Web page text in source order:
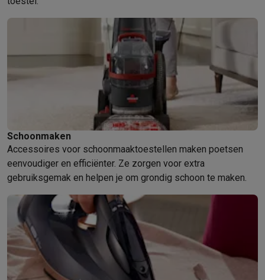
Schoonmaken
Accessoires voor schoonmaaktoestellen maken poetsen
eenvoudiger en efficiënter. Ze zorgen voor extra
gebruiksgemak en helpen je om grondig schoon te maken.